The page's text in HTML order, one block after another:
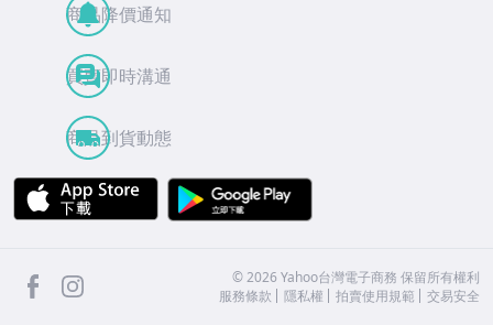
商品降價通知
買賣即時溝通
商品到貨動態
APP Store
facebook ©2026 Yahoo台灣電子商務 保留所有權利
服務條款
隱私權 拍賣使用規範 交易安全